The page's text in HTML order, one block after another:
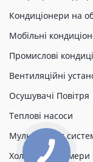
Кондиціонери на
Мобільні
Промислові
Вентиляційні
Осушувачі Повітря
Теплові насоси
Мульти спліт
Холодильні камери